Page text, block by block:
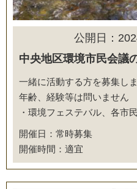
公開日：
中央地区環境市民会議
一緒に活動する方を募集し
年齢、経験等は問いません
・環境フェステバル、各市
開催日：常時募集
開催時間：適宜